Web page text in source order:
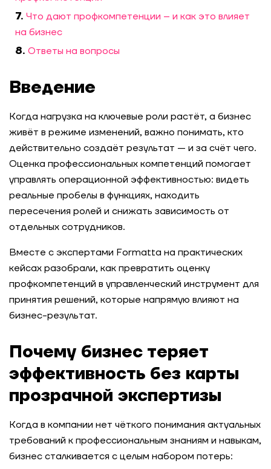
Что дают профкомпетенции – и как это влияет
на бизнес
Ответы на вопросы
Введение
Когда нагрузка на ключевые роли растёт, а бизнес
живёт в режиме изменений, важно понимать, кто
действительно создаёт результат — и за счёт чего.
Оценка профессиональных компетенций помогает
управлять операционной эффективностью: видеть
реальные пробелы в функциях, находить
пересечения ролей и снижать зависимость от
отдельных сотрудников.
Вместе с экспертами Formatta на практических
кейсах разобрали, как превратить оценку
профкомпетенций в управленческий инструмент для
принятия решений, которые напрямую влияют на
бизнес-результат.
Почему бизнес теряет
эффективность без карты
прозрачной экспертизы
Когда в компании нет чёткого понимания актуальных
требований к профессиональным знаниям и навыкам,
бизнес сталкивается с целым набором потерь: